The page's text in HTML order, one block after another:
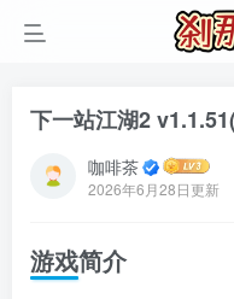
下一站江湖2
咖啡茶
2026年6月28日更新
游戏简介